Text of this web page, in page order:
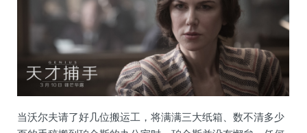
当沃尔夫请了好几位搬运工，将满满三大纸箱、数不清多少